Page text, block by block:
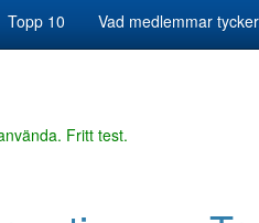
Topp 10 Vad medlemmar
Fritt test.